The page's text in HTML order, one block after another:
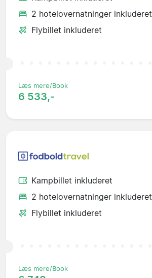
2 hotelovernatninger inkluderet
Flybillet inkluderet
Læs mere/Book
6 533,-
Kampbillet inkluderet
2 hotelovernatninger inkluderet
Flybillet inkluderet
Læs mere/Book